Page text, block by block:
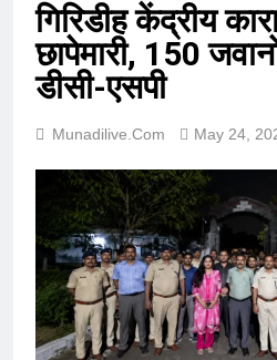
गिरिडीह केंद्रीय
छापेमारी, 150
डीसी-एसपी
Munadilive.com May 24,